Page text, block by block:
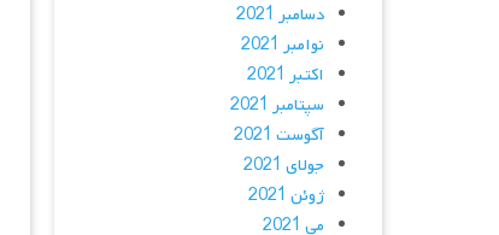
دسامبر 2021
نوامبر 2021
اکتبر 2021
سپتامبر 2021
آگوست 2021
جولای 2021
ژوئن 2021
می 2021